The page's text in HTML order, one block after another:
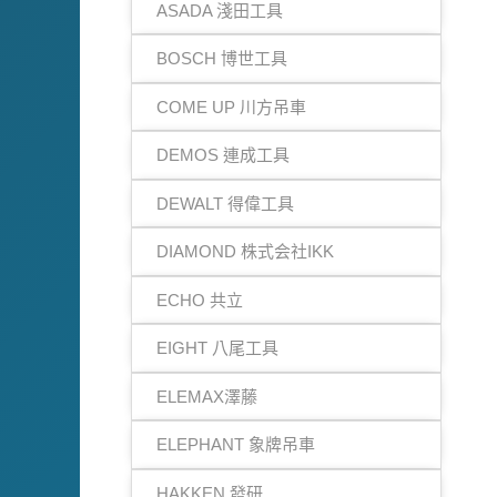
ASADA 淺田工具
BOSCH 博世工具
COME UP 川方吊車
DEMOS 連成工具
DEWALT 得偉工具
DIAMOND 株式会社IKK
ECHO 共立
EIGHT 八尾工具
ELEMAX澤藤
ELEPHANT 象牌吊車
HAKKEN 發研